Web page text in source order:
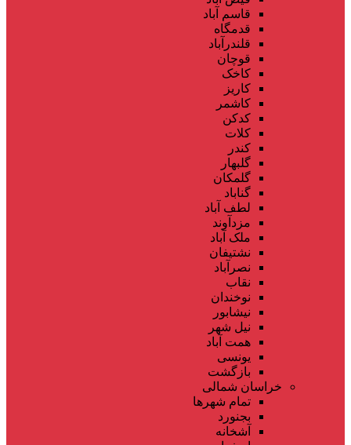
قاسم آباد
قدمگاه
قلندرآباد
قوچان
کاخک
کاریز
کاشمر
کدکن
کلات
کندر
گلبهار
گلمکان
گناباد
لطف آباد
مزدآوند
ملک آباد
نشتیفان
نصرآباد
نقاب
نوخندان
نیشابور
نیل شهر
همت آباد
یونسی
بازگشت
خراسان شمالی
تمام شهر‌ها
بجنورد
آشخانه